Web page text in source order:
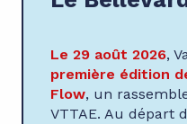
Le 29 août 2026,
première édition
Flow, un
VTTAE. Au départ